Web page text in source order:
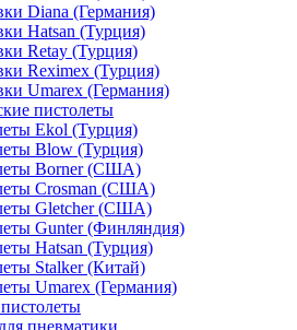
Diana (Германия)
Hatsan (Турция)
Retay (Турция)
Reximex (Турция)
Umarex (Германия)
пистолеты
Ekol (Турция)
Blow (Турция)
Borner (США)
Crosman (США)
Gletcher (США)
Gunter (Финляндия)
Hatsan (Турция)
Stalker (Китай)
Umarex (Германия)
пневматики